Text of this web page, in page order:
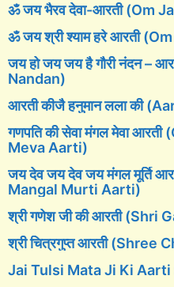
ॐ जय भैरव देवा-आरती (Om
ॐ जय श्री श्याम हरे आरती
जय हो जय जय है गौरी नंदन –
Nandan)
आरती कीजै हनुमान लला की
गणपति की सेवा मंगल मेवा
Meva Aarti)
जय देव जय देव जय मंगल मूर्ति
Mangal Murti Aarti)
श्री गणेश जी की आरती (Shri
श्री चित्रगुप्त आरती
Jai Tulsi Mata Ji Ki Aarti